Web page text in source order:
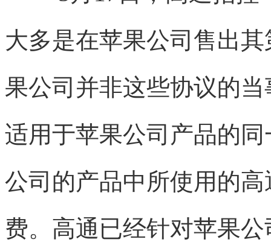
大多是在苹果公司售出
果公司并非这些协议的
适用于苹果公司产品的
公司的产品中所使用的
费。高通已经针对苹果